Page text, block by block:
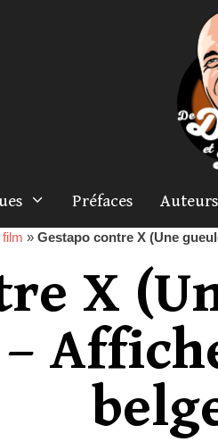
Préfaces Auteurs
» Gestapo contre X (Une
X